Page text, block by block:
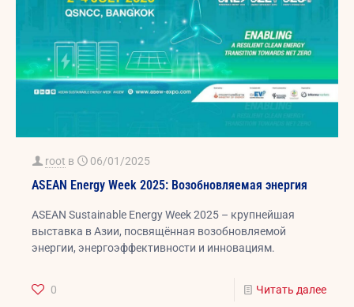
root в 06/01/2025
ASEAN Energy Week 2025: Возобновляемая энергия
ASEAN Sustainable Energy Week 2025 – крупнейшая
выставка в Азии, посвящённая возобновляемой
энергии, энергоэффективности и инновациям.
0 Читать далее